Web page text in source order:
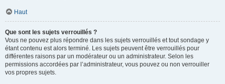
Haut
Que sont les sujets verrouillés ?
Vous ne pouvez plus répondre dans les sujets verrouillés et tout sondage y
étant contenu est alors terminé. Les sujets peuvent être verrouillés pour
différentes raisons par un modérateur ou un administrateur. Selon les
permissions accordées par l’administrateur, vous pouvez ou non verrouiller
vos propres sujets.